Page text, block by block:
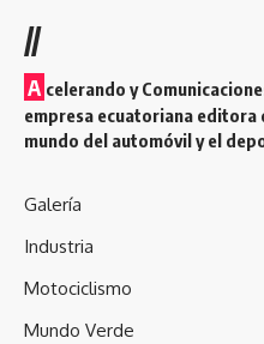
//
A celerando y
empresa ecuatoriana editora
mundo del automóvil y el
Galería
Industria
Motociclismo
Mundo Verde